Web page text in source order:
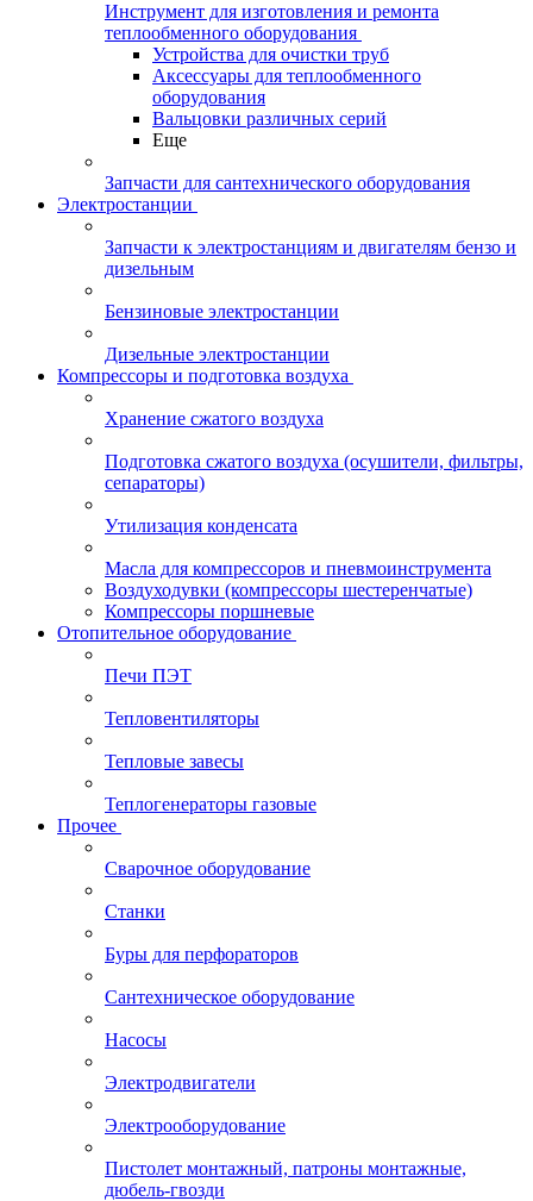
Инструмент для изготовления и ремонта
теплообменного оборудования
Устройства для очистки труб
Аксессуары для теплообменного
оборудования
Вальцовки различных серий
Еще
Запчасти для сантехнического оборудования
Электростанции
Запчасти к электростанциям и двигателям бензо и
дизельным
Бензиновые электростанции
Дизельные электростанции
Компрессоры и подготовка воздуха
Хранение сжатого воздуха
Подготовка сжатого воздуха (осушители, фильтры,
сепараторы)
Утилизация конденсата
Масла для компрессоров и пневмоинструмента
Воздуходувки (компрессоры шестеренчатые)
Компрессоры поршневые
Отопительное оборудование
Печи ПЭТ
Тепловентиляторы
Тепловые завесы
Теплогенераторы газовые
Прочее
Сварочное оборудование
Станки
Буры для перфораторов
Сантехническое оборудование
Насосы
Электродвигатели
Электрооборудование
Пистолет монтажный, патроны монтажные,
дюбель-гвозди